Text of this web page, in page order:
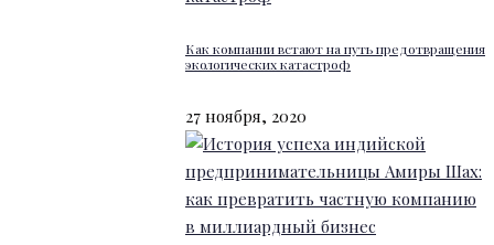
Как компании встают на путь предотвращения
экологических катастроф
27 ноября, 2020